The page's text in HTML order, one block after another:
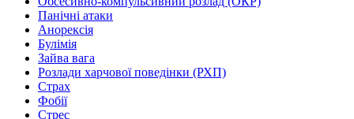
Панічні атаки
Анорексія
Булімія
Зайва вага
Розлади харчової поведінки (РХП)
Страх
Фобії
Стрес